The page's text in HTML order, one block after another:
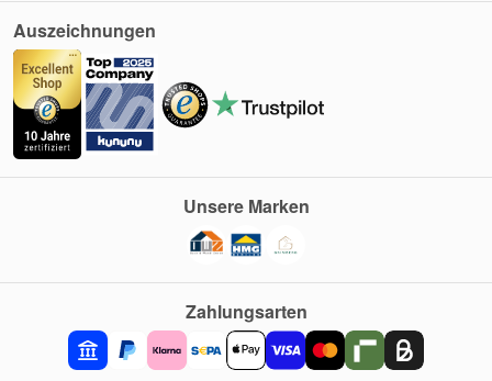
Auszeichnungen
Zahlungsarten
Unsere Marken